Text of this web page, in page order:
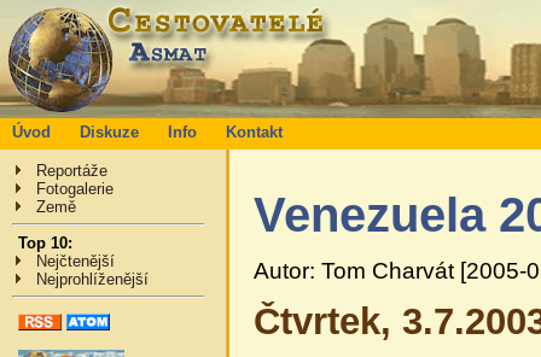
Úvod Diskuze Info Kontakt
Reportáže
Fotogalerie
Země
Top 10:
Nejčtenější
Nejprohlíženější
Venezuela
Autor: Tom Charvát [2005-
Čtvrtek,